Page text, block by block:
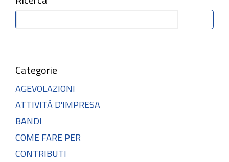
Categorie
AGEVOLAZIONI
ATTIVITÀ D'IMPRESA
BANDI
COME FARE PER
CONTRIBUTI